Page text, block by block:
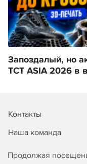
Продолжая
Запоздалый, но
TCT ASIA 2026 в
Контакты
Наша команда